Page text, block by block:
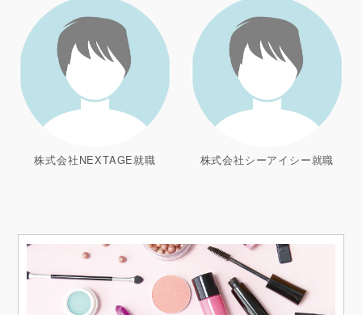
株式会社NEXTAGE就職 株式会社シーアイシー就職